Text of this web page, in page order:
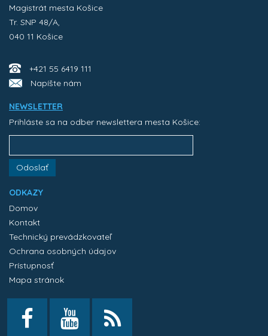
Magistrát mesta Košice
Tr. SNP 48/A,
040 11 Košice
+421 55 6419 111
Napíšte nám
NEWSLETTER
Prihláste sa na odber newslettera mesta Košice:
Odoslať
ODKAZY
Domov
Kontakt
Technický prevádzkovateľ
Ochrana osobných údajov
Prístupnosť
Mapa stránok